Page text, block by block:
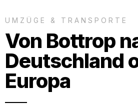
UMZÜGE & TRANSPORTE
Von Bottrop
Deutschland
Europa